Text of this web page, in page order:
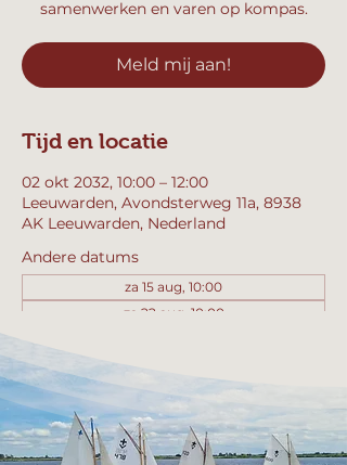
samenwerken en varen op kompas.
Meld mij aan!
Tijd en locatie
02 okt 2032, 10:00 – 12:00
Leeuwarden, Avondsterweg 11a, 8938
AK Leeuwarden, Nederland
Andere datums
za 15 aug, 10:00
za 22 aug, 10:00
Bekijk alle 357 datums
Meld mij aan!